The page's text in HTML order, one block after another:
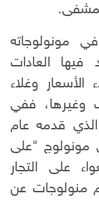
مونولوجاته
فيها العادات
الأسعار وغلاء
وغيرها، ففي
قدمه عام
مونولوج "على
على التجار
منولوجات عن